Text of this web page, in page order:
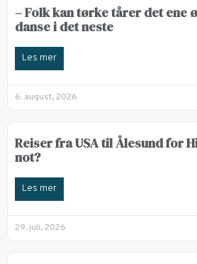
– Folk kan tørke tårer det ene
danse i det neste
Les mer
6. august, 2026
Reiser fra USA til Ålesund for
not?
Les mer
29. juli, 2026